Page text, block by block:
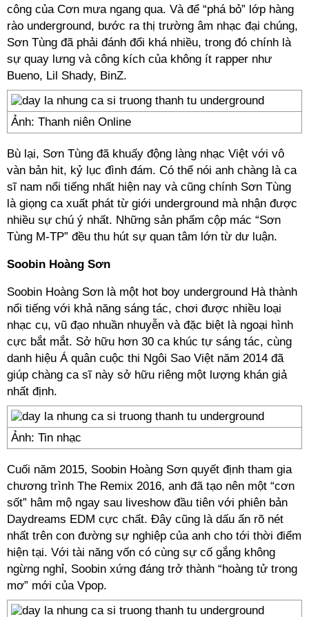
công của Cơn mưa ngang qua. Và để “phá bỏ” lớp hàng
rào underground, bước ra thị trường âm nhạc đại chúng,
Sơn Tùng đã phải đánh đổi khá nhiều, trong đó chính là
sự quay lưng và công kích của không ít rapper như
Bueno, Lil Shady, BinZ.
Ảnh: Thanh niên Online
Bù lại, Sơn Tùng đã khuấy động làng nhạc Việt với vô
vàn bản hit, kỷ lục đình đám. Có thể nói anh chàng là ca
sĩ nam nổi tiếng nhất hiện nay và cũng chính Sơn Tùng
là giọng ca xuất phát từ giới underground mà nhận được
nhiều sự chú ý nhất. Những sản phẩm cộp mác “Sơn
Tùng M-TP” đều thu hút sự quan tâm lớn từ dư luận.
Soobin Hoàng Sơn
Soobin Hoàng Sơn là một hot boy underground Hà thành
nổi tiếng với khả năng sáng tác, chơi được nhiều loại
nhạc cụ, vũ đạo nhuần nhuyễn và đặc biệt là ngoại hình
cực bắt mắt. Sở hữu hơn 30 ca khúc tự sáng tác, cùng
danh hiệu Á quân cuộc thi Ngôi Sao Việt năm 2014 đã
giúp chàng ca sĩ này sở hữu riêng một lượng khán giả
nhất định.
Ảnh: Tin nhạc
Cuối năm 2015, Soobin Hoàng Sơn quyết định tham gia
chương trình The Remix 2016, anh đã tạo nên một “cơn
sốt” hâm mộ ngay sau liveshow đầu tiên với phiên bản
Daydreams EDM cực chất. Đây cũng là dấu ấn rõ nét
nhất trên con đường sự nghiệp của anh cho tới thời điểm
hiện tại. Với tài năng vốn có cùng sự cố gắng không
ngừng nghỉ, Soobin xứng đáng trở thành “hoàng tử trong
mơ” mới của Vpop.